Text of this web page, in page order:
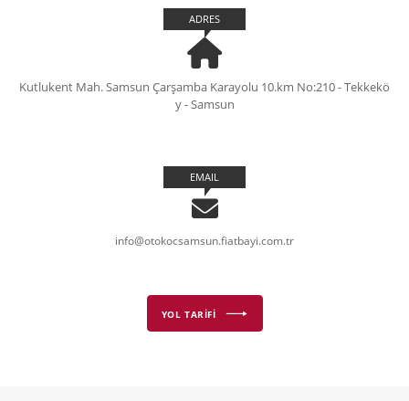
ADRES
Kutlukent Mah. Samsun Çarşamba Karayolu 10.km No:210 - Tekkekö
y - Samsun
EMAIL
info@otokocsamsun.fiatbayi.com.tr
YOL TARİFİ